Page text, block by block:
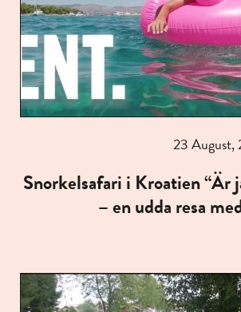
23 August,
Snorkelsafari i Kroatien “Är
– en udda resa